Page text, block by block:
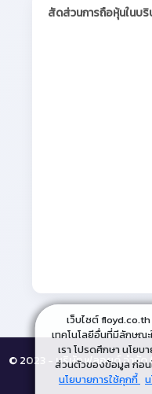
เว็บไซต์
เทคโนโลยีอื่นที่มีลักษณ
เรา โปรดศึกษา นโยบ
ส่วนตัวของข้อมูล ก่อน
นโยบายการใช้คุกกี้
สัดส่วนการถือหุ้นในบริ
© 2023 - บริษัท ฟลอยด์ จำกัด